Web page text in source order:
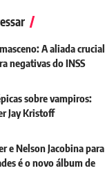
A aliada crucial
negativas do INSS
sobre vampiros:
Jay Kristoff
e Nelson Jacobina para
é o novo álbum de